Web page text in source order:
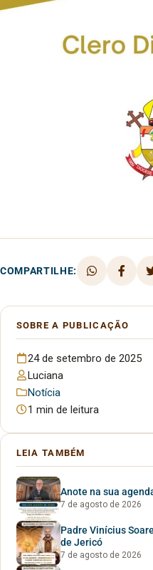
COMPARTILHE:
SOBRE A PUBLICAÇÃO
24 de setembro de 2025
Luciana
Notícia
1 min de leitura
LEIA TAMBÉM
Anote na sua
7 de agosto de 2026
Padre Vinícius
de Jericó
7 de agosto de 2026